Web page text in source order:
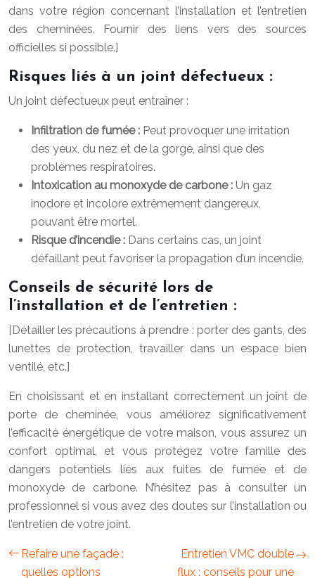
dans votre région concernant l’installation et l’entretien
des cheminées. Fournir des liens vers des sources
officielles si possible.]
Risques liés à un joint défectueux :
Un joint défectueux peut entraîner :
Infiltration de fumée : Peut provoquer une irritation
des yeux, du nez et de la gorge, ainsi que des
problèmes respiratoires.
Intoxication au monoxyde de carbone : Un gaz
inodore et incolore extrêmement dangereux,
pouvant être mortel.
Risque d’incendie : Dans certains cas, un joint
défaillant peut favoriser la propagation d’un incendie.
Conseils de sécurité lors de
l’installation et de l’entretien :
[Détailler les précautions à prendre : porter des gants, des
lunettes de protection, travailler dans un espace bien
ventilé, etc.]
En choisissant et en installant correctement un joint de
porte de cheminée, vous améliorez significativement
l’efficacité énergétique de votre maison, vous assurez un
confort optimal, et vous protégez votre famille des
dangers potentiels liés aux fuites de fumée et de
monoxyde de carbone. N’hésitez pas à consulter un
professionnel si vous avez des doutes sur l’installation ou
l’entretien de votre joint.
Refaire une façade :
quelles options
Entretien VMC double
flux : conseils pour une